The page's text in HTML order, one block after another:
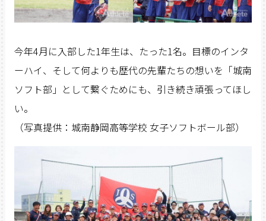
今年4月に入部した1年生は、たった1名。目標のインタ
ーハイ、そして何よりも歴代の先輩たちの想いを「城南
ソフト部」として繋ぐためにも、引き続き頑張ってほし
い。
（写真提供：城南静岡高等学校 女子ソフトボール部）